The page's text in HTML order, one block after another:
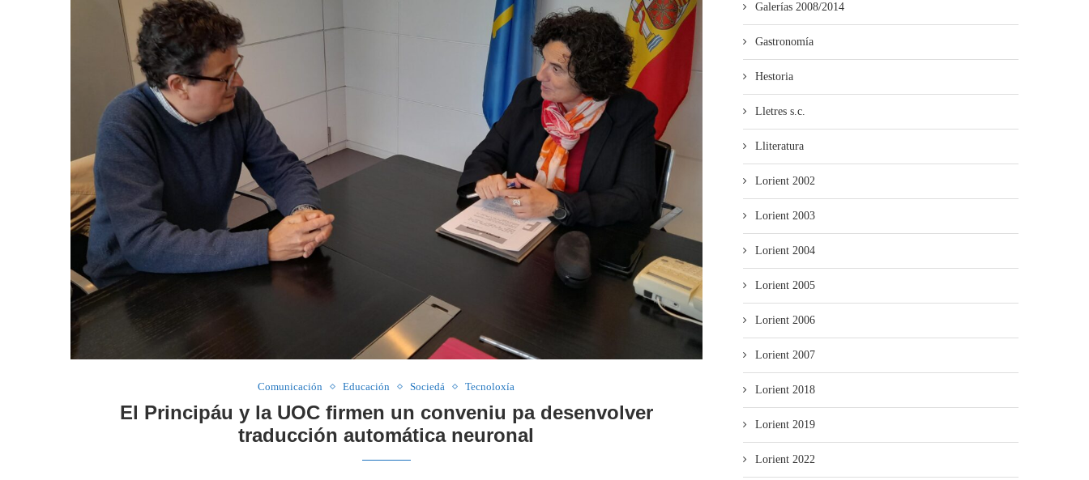
Comunicación Educación Sociedá Tecnoloxía
El Principáu y la UOC firmen un conveniu pa desenvolver
traducción automática neuronal
Galerías 2008/2014
Gastronomía
Hestoria
Lletres s.c.
Lliteratura
Lorient 2002
Lorient 2003
Lorient 2004
Lorient 2005
Lorient 2006
Lorient 2007
Lorient 2018
Lorient 2019
Lorient 2022